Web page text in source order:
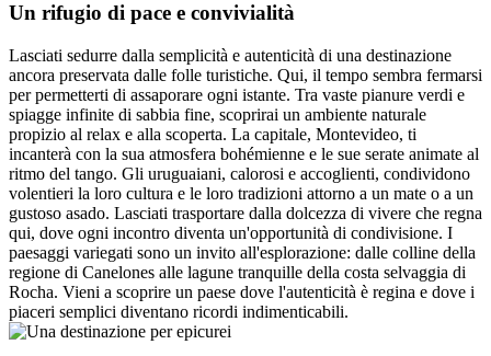
Un rifugio di pace e convivialità
Lasciati sedurre dalla semplicità e autenticità di una destinazione
ancora preservata dalle folle turistiche. Qui, il tempo sembra fermarsi
per permetterti di assaporare ogni istante. Tra vaste pianure verdi e
spiagge infinite di sabbia fine, scoprirai un ambiente naturale
propizio al relax e alla scoperta. La capitale, Montevideo, ti
incanterà con la sua atmosfera bohémienne e le sue serate animate al
ritmo del tango. Gli uruguaiani, calorosi e accoglienti, condividono
volentieri la loro cultura e le loro tradizioni attorno a un mate o a un
gustoso asado. Lasciati trasportare dalla dolcezza di vivere che regna
qui, dove ogni incontro diventa un'opportunità di condivisione. I
paesaggi variegati sono un invito all'esplorazione: dalle colline della
regione di Canelones alle lagune tranquille della costa selvaggia di
Rocha. Vieni a scoprire un paese dove l'autenticità è regina e dove i
piaceri semplici diventano ricordi indimenticabili.